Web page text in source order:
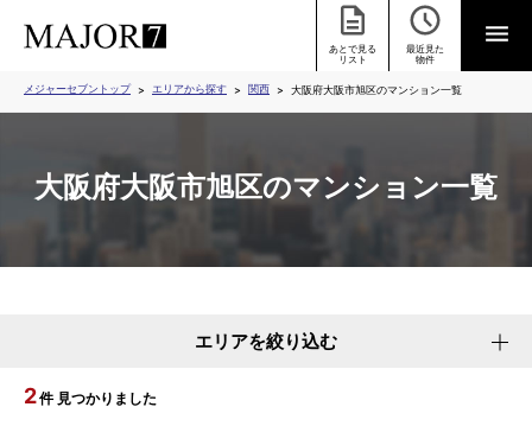
あとで見る
リスト
最近見た
物件
メジャーセブントップ エリアから探す 関西 大阪府大阪市旭区のマンション一覧
大阪府大阪市旭区のマンション一覧
エリアを絞り込む
2件 見つかりました